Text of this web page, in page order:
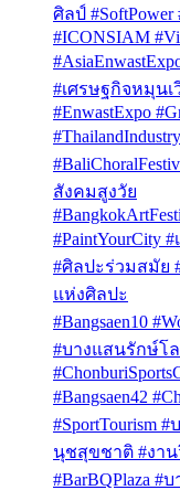
ศิลป์
#ICONSIAM
#เศรษฐกิจหมุนเ
#EnwastExpo
สังคมสูงวัย
#PaintYourCity
#ศิลปะร่วมสมัย
แห่งศิลปะ
#Bangsaen10
#บางแสนรักษ์โล
#Bangsaen42
#SportTourism
นุชสุขชาติ #งาน
#BarBQPlaza